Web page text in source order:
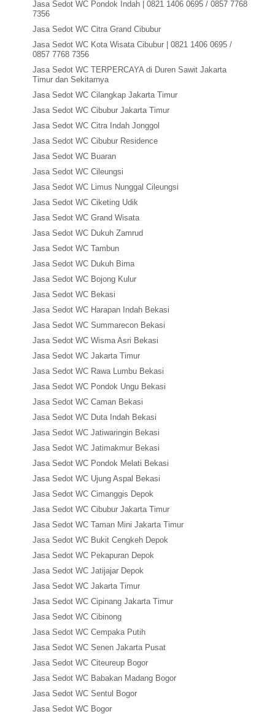
Jasa Sedot WC Pondok Indah | 0821 1406 0695 / 0857 7768
7356
Jasa Sedot WC Citra Grand Cibubur
Jasa Sedot WC Kota Wisata Cibubur | 0821 1406 0695 /
0857 7768 7356
Jasa Sedot WC TERPERCAYA di Duren Sawit Jakarta
Timur dan Sekitarnya
Jasa Sedot WC Cilangkap Jakarta Timur
Jasa Sedot WC Cibubur Jakarta Timur
Jasa Sedot WC Citra Indah Jonggol
Jasa Sedot WC Cibubur Residence
Jasa Sedot WC Buaran
Jasa Sedot WC Cileungsi
Jasa Sedot WC Limus Nunggal Cileungsi
Jasa Sedot WC Ciketing Udik
Jasa Sedot WC Grand Wisata
Jasa Sedot WC Dukuh Zamrud
Jasa Sedot WC Tambun
Jasa Sedot WC Dukuh Bima
Jasa Sedot WC Bojong Kulur
Jasa Sedot WC Bekasi
Jasa Sedot WC Harapan Indah Bekasi
Jasa Sedot WC Summarecon Bekasi
Jasa Sedot WC Wisma Asri Bekasi
Jasa Sedot WC Jakarta Timur
Jasa Sedot WC Rawa Lumbu Bekasi
Jasa Sedot WC Pondok Ungu Bekasi
Jasa Sedot WC Caman Bekasi
Jasa Sedot WC Duta Indah Bekasi
Jasa Sedot WC Jatiwaringin Bekasi
Jasa Sedot WC Jatimakmur Bekasi
Jasa Sedot WC Pondok Melati Bekasi
Jasa Sedot WC Ujung Aspal Bekasi
Jasa Sedot WC Cimanggis Depok
Jasa Sedot WC Cibubur Jakarta Timur
Jasa Sedot WC Taman Mini Jakarta Timur
Jasa Sedot WC Bukit Cengkeh Depok
Jasa Sedot WC Pekapuran Depok
Jasa Sedot WC Jatijajar Depok
Jasa Sedot WC Jakarta Timur
Jasa Sedot WC Cipinang Jakarta Timur
Jasa Sedot WC Cibinong
Jasa Sedot WC Cempaka Putih
Jasa Sedot WC Senen Jakarta Pusat
Jasa Sedot WC Citeureup Bogor
Jasa Sedot WC Babakan Madang Bogor
Jasa Sedot WC Sentul Bogor
Jasa Sedot WC Bogor